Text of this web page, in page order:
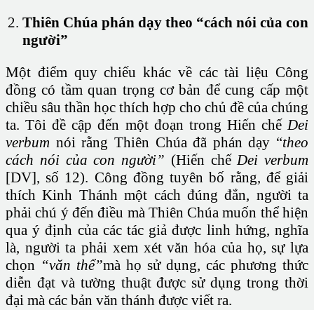
Thiên Chúa phán dạy theo “cách nói của con
người”
Một điểm quy chiếu khác về các tài liệu Công
đồng có tầm quan trọng cơ bản để cung cấp một
chiều sâu thần học thích hợp cho chủ đề của chúng
ta. Tôi đề cập đến một đoạn trong Hiến chếDei
verbum nói rằng Thiên Chúa đã phán dạy “theo
cách nói của con người” (Hiến chếDei verbum
[DV], số 12). Công đồng tuyên bố rằng, để giải
thích Kinh Thánh một cách đúng đắn, người ta
phải chú ý đến điều mà Thiên Chúa muốn thể hiện
qua ý định của các tác giả được linh hứng, nghĩa
là, người ta phải xem xét văn hóa của họ, sự lựa
chọn “văn thể”mà họ sử dụng, các phương thức
diễn đạt và tường thuật được sử dụng trong thời
đại mà các bản văn thánh được viết ra.